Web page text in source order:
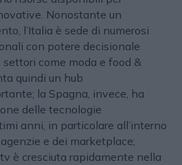
Nonostante un
l’Italia è sede di numerosi
con potere decisionale
come moda e food &
quindi un hub
la Spagna, invece, ha
delle tecnologie
anni, in particolare all’interno
e dei marketplace;
è cresciuta rapidamente nella